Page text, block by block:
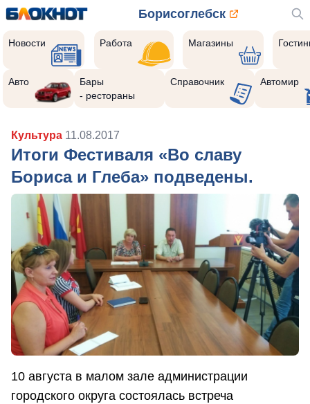
Борисоглебск
Новости Работа Магазины
Авто
Бары
- рестораны
Справочник Автомир
Культура 11.08.2017
Итоги Фестиваля «Во славу
Бориса и Глеба» подведены.
10 августа в малом зале администрации
городского округа состоялась встреча